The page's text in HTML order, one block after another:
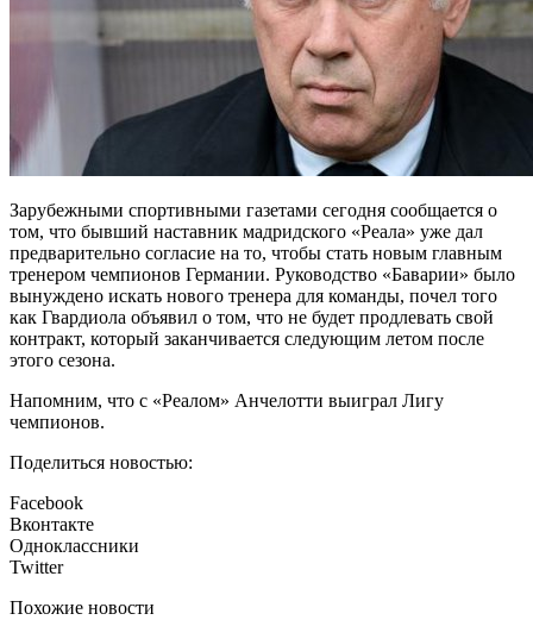
Зарубежными спортивными газетами сегодня сообщается о
том, что бывший наставник мадридского «Реала» уже дал
предварительно согласие на то, чтобы стать новым главным
тренером чемпионов Германии. Руководство «Баварии» было
вынуждено искать нового тренера для команды, почел того
как Гвардиола объявил о том, что не будет продлевать свой
контракт, который заканчивается следующим летом после
этого сезона.
Напомним, что с «Реалом» Анчелотти выиграл Лигу
чемпионов.
Поделиться новостью:
Facebook
Вконтакте
Одноклассники
Twitter
Похожие новости